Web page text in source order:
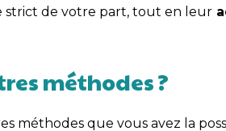
strict de votre part, tout en leur
méthodes ?
méthodes que vous avez la